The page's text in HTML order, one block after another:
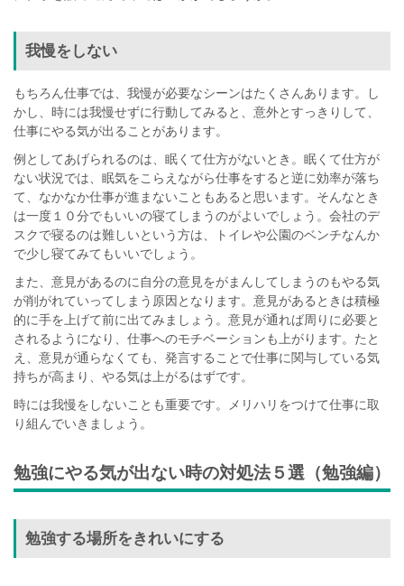
我慢をしない
もちろん仕事では、我慢が必要なシーンはたくさんあります。し
かし、時には我慢せずに行動してみると、意外とすっきりして、
仕事にやる気が出ることがあります。
例としてあげられるのは、眠くて仕方がないとき。眠くて仕方が
ない状況では、眠気をこらえながら仕事をすると逆に効率が落ち
て、なかなか仕事が進まないこともあると思います。そんなとき
は一度１０分でもいいの寝てしまうのがよいでしょう。会社のデ
スクで寝るのは難しいという方は、トイレや公園のベンチなんか
で少し寝てみてもいいでしょう。
また、意見があるのに自分の意見をがまんしてしまうのもやる気
が削がれていってしまう原因となります。意見があるときは積極
的に手を上げて前に出てみましょう。意見が通れば周りに必要と
されるようになり、仕事へのモチベーションも上がります。たと
え、意見が通らなくても、発言することで仕事に関与している気
持ちが高まり、やる気は上がるはずです。
時には我慢をしないことも重要です。メリハリをつけて仕事に取
り組んでいきましょう。
勉強にやる気が出ない時の対処法５選（勉強編）
勉強する場所をきれいにする